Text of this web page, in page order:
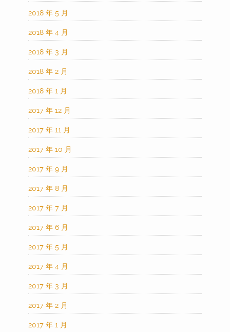
2018 年 5 月
2018 年 4 月
2018 年 3 月
2018 年 2 月
2018 年 1 月
2017 年 12 月
2017 年 11 月
2017 年 10 月
2017 年 9 月
2017 年 8 月
2017 年 7 月
2017 年 6 月
2017 年 5 月
2017 年 4 月
2017 年 3 月
2017 年 2 月
2017 年 1 月